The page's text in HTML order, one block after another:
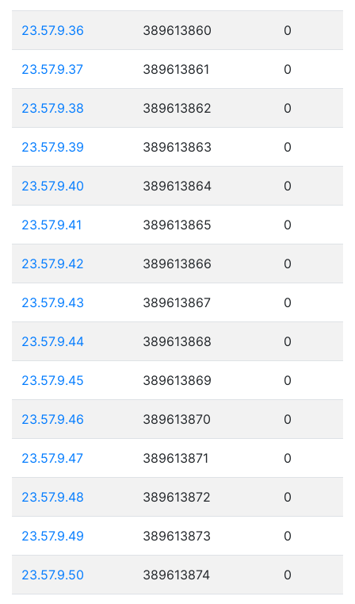
23.57.9.36 389613860 0
23.57.9.37 389613861 0
23.57.9.38 389613862 0
23.57.9.39 389613863 0
23.57.9.40 389613864 0
23.57.9.41 389613865 0
23.57.9.42 389613866 0
23.57.9.43 389613867 0
23.57.9.44 389613868 0
23.57.9.45 389613869 0
23.57.9.46 389613870 0
23.57.9.47 389613871 0
23.57.9.48 389613872 0
23.57.9.49 389613873 0
23.57.9.50 389613874 0